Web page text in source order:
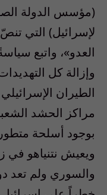
(مؤسس الدولة
لإسرائيل) التي
العدو»، واتبع
وإزالة كل
الطيران
مراكز الحشد
بوجود أسلحة
ويعيش نتنياهو
والسوري ولم تعد